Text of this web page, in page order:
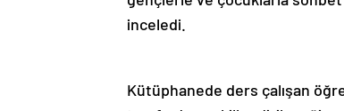
inceledi.
Kütüphanede ders çalışan